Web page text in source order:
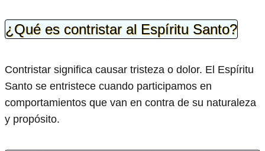
¿Qué es contristar al Espíritu Santo?
Contristar significa causar tristeza o dolor. El Espíritu
Santo se entristece cuando participamos en
comportamientos que van en contra de su naturaleza
y propósito.